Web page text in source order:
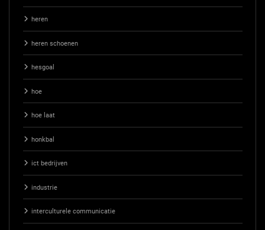
heren
heren schoenen
hesgoal
hoe
hoe laat
honkbal
ict bedrijven
industrie
interculturele communicatie